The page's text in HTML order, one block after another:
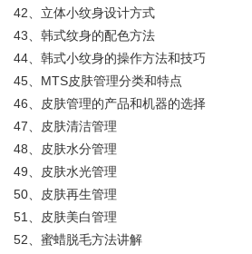
42、立体小纹身设计方式
43、韩式纹身的配色方法
44、韩式小纹身的操作方法和技巧
45、MTS皮肤管理分类和特点
46、皮肤管理的产品和机器的选择
47、皮肤清洁管理
48、皮肤水分管理
49、皮肤水光管理
50、皮肤再生管理
51、皮肤美白管理
52、蜜蜡脱毛方法讲解